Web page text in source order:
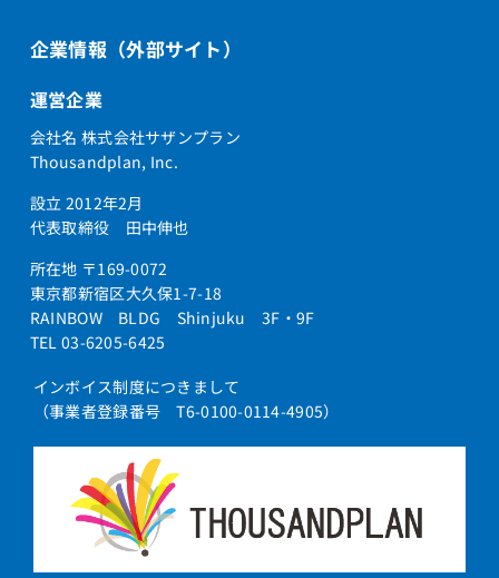
企業情報（外部サイト）
運営企業
会社名 株式会社サザンプラン
Thousandplan, Inc.
設立 2012年2月
代表取締役 田中伸也
所在地 〒169-0072
東京都新宿区大久保1-7-18
RAINBOW BLDG Shinjuku 3F・9F
TEL 03-6205-6425
インボイス制度につきまして
（事業者登録番号 T6-0100-0114-4905）